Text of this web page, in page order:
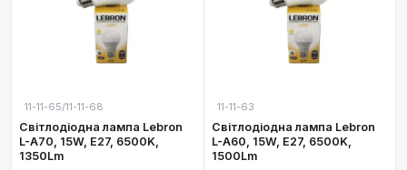
11-11-65/11-11-68
Світлодіодна лампа Lebron
L-A70, 15W, Е27, 6500K,
1350Lm
11-11-63
Світлодіодна лампа Lebron
L-A60, 15W, Е27, 6500K,
1500Lm